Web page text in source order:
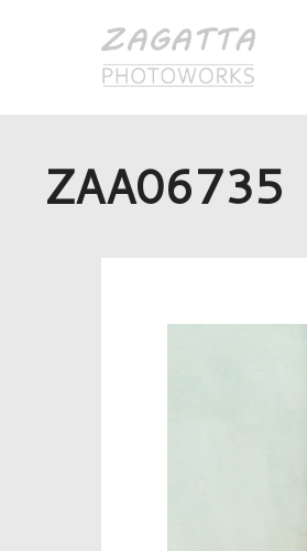
ZAA06735